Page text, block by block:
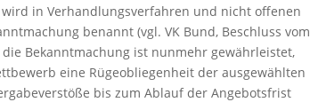
in Verhandlungsverfahren und nicht offenen
benannt (vgl. VK Bund, Beschluss vom
die Bekanntmachung ist nunmehr gewährleistet,
eine Rügeobliegenheit der ausgewählten
bis zum Ablauf der Angebotsfrist